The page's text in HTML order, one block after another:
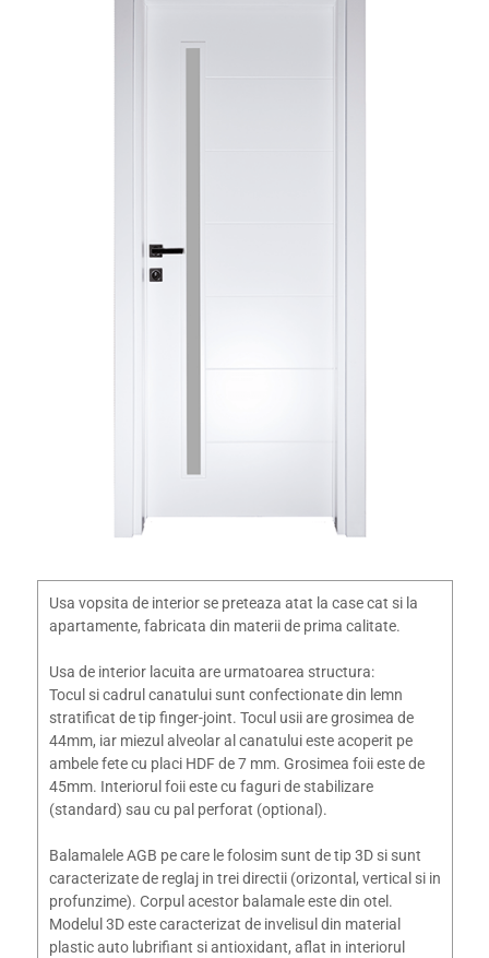
Usa vopsita de interior se preteaza atat la case cat si la
apartamente, fabricata din materii de prima calitate.
Usa de interior lacuita are urmatoarea structura:
Tocul si cadrul canatului sunt confectionate din lemn
stratificat de tip finger-joint. Tocul usii are grosimea de
44mm, iar miezul alveolar al canatului este acoperit pe
ambele fete cu placi HDF de 7 mm. Grosimea foii este de
45mm. Interiorul foii este cu faguri de stabilizare
(standard) sau cu pal perforat (optional).
Balamalele AGB pe care le folosim sunt de tip 3D si sunt
caracterizate de reglaj in trei directii (orizontal, vertical si in
profunzime). Corpul acestor balamale este din otel.
Modelul 3D este caracterizat de invelisul din material
plastic auto lubrifiant si antioxidant, aflat in interiorul